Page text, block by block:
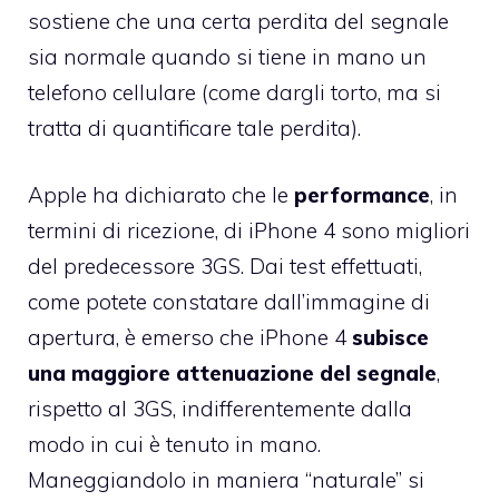
sostiene che una certa perdita del segnale
sia normale quando si tiene in mano un
telefono cellulare (come dargli torto, ma si
tratta di quantificare tale perdita).
Apple ha dichiarato che le performance, in
termini di ricezione, di iPhone 4 sono migliori
del predecessore 3GS. Dai test effettuati,
come potete constatare dall’immagine di
apertura, è emerso che iPhone 4 subisce
una maggiore attenuazione del segnale,
rispetto al 3GS, indifferentemente dalla
modo in cui è tenuto in mano.
Maneggiandolo in maniera “naturale” si